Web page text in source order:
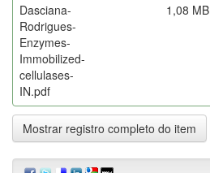
Dasciana-
Rodrigues-
Enzymes-
Immobilized-
cellulases-
IN.pdf
1,08 MB
Mostrar registro completo do item